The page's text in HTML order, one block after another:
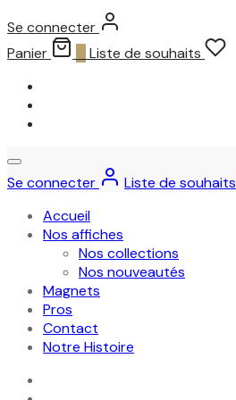
Se connecter
Panier
Liste de souhaits
Se connecter
Liste de souhaits
Accueil
Nos affiches
Nos collections
Nos nouveautés
Magnets
Pros
Contact
Notre Histoire